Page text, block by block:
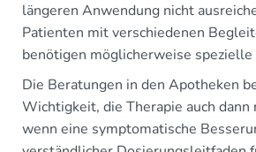
längeren Anwendung nicht
Patienten mit verschiedenen
benötigen möglicherweise spezielle
Die Beratungen in den Apotheken
Wichtigkeit, die Therapie auch dann
wenn eine symptomatische